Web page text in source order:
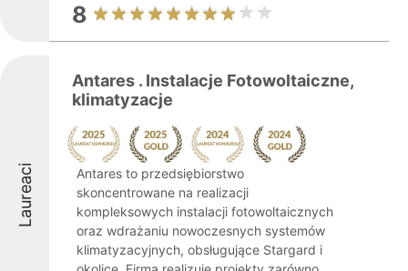
8
Laureaci
Antares . Instalacje Fotowoltaiczne,
klimatyzacje
Antares to przedsiębiorstwo
skoncentrowane na realizacji
kompleksowych instalacji fotowoltaicznych
oraz wdrażaniu nowoczesnych systemów
klimatyzacyjnych, obsługujące Stargard i